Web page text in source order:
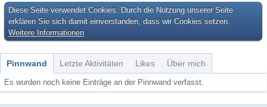
Diese Seite verwendet Cookies. Durch die Nutzung unserer Seite
erklären Sie sich damit einverstanden, dass wir Cookies setzen.
Weitere Informationen
Pinnwand Letzte Aktivitäten Likes Über mich
Es wurden noch keine Einträge an der Pinnwand verfasst.